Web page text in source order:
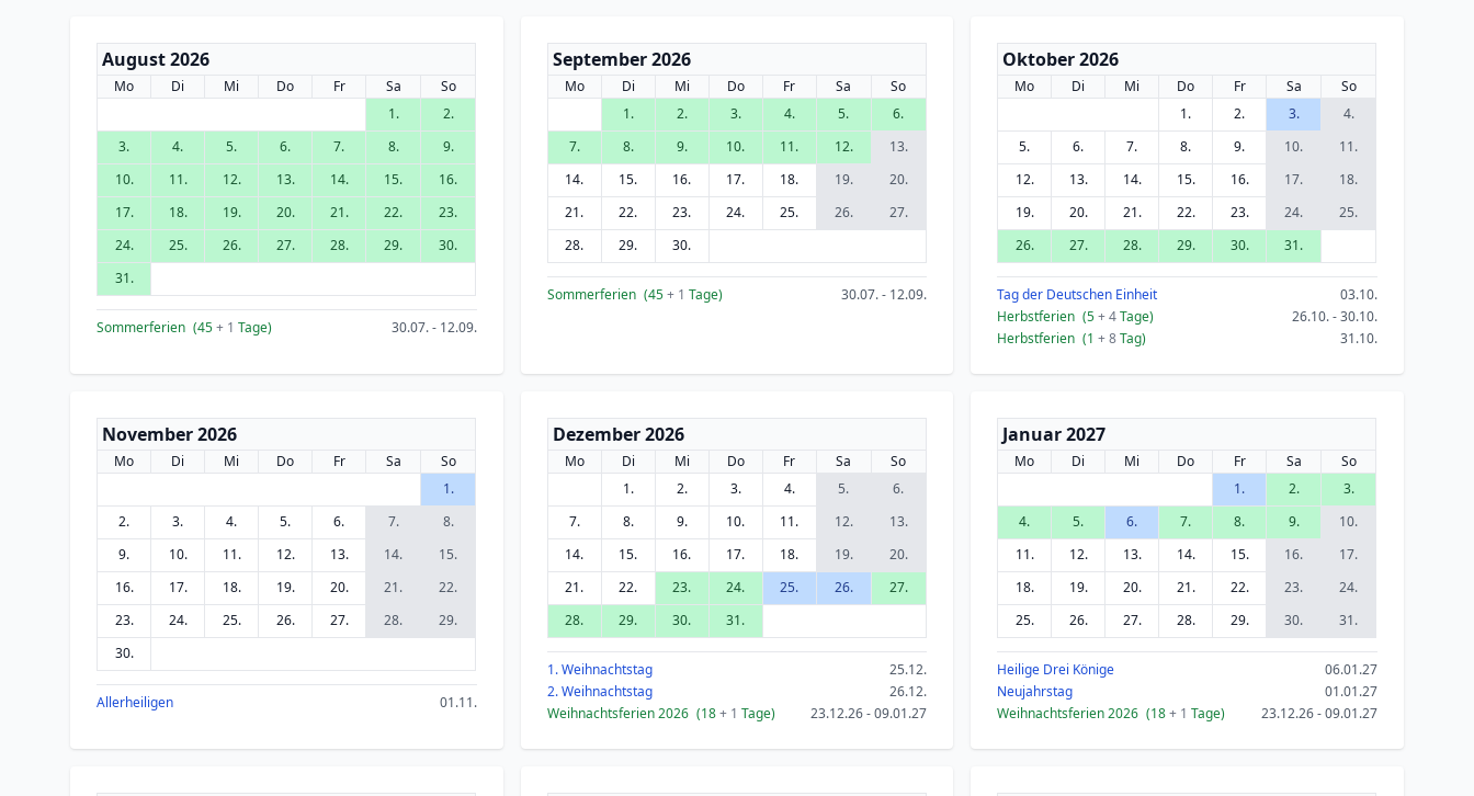
August 2026
Mo Di Mi Do Fr Sa
So
1.
2.
3.
4. 5. 6. 7. 8.
9.
10.
11. 12. 13. 14. 15.
16.
17.
18. 19. 20. 21. 22.
23.
24.
25. 26. 27. 28. 29.
30.
31.
Sommerferien (45+ 1 Tage) 30.07. - 12.09.
September 2026
Mo Di Mi Do Fr Sa
So
1.
2. 3. 4. 5.
6.
7.
8. 9. 10. 11. 12.
13.
14.
15. 16. 17. 18. 19.
20.
21.
22. 23. 24. 25. 26.
27.
28.
29. 30.
Sommerferien (45+ 1 Tage) 30.07. - 12.09.
Oktober 2026
Mo Di Mi Do Fr Sa
So
1.
2. 3.
4.
5.
6. 7. 8. 9. 10.
11.
12.
13. 14. 15. 16. 17.
18.
19.
20. 21. 22. 23. 24.
25.
26.
27. 28. 29. 30. 31.
Tag der Deutschen Einheit
03.10.
Herbstferien (5+ 4Tage)
26.10. - 30.10.
Herbstferien (1+ 8Tag) 31.10.
November 2026
Mo Di Mi Do Fr Sa
So
1.
2.
3. 4. 5. 6. 7.
8.
9.
10. 11. 12. 13. 14.
15.
16.
17. 18. 19. 20. 21.
22.
23.
24. 25. 26. 27. 28.
29.
30.
Allerheiligen 01.11.
Dezember 2026
Mo Di Mi Do Fr Sa
So
1.
2. 3. 4. 5.
6.
7.
8. 9. 10. 11. 12.
13.
14.
15. 16. 17. 18. 19.
20.
21.
22. 23. 24. 25. 26.
27.
28.
29. 30. 31.
1. Weihnachtstag
25.12.
2. Weihnachtstag
26.12.
Weihnachtsferien 2026 (18+ 1 Tage) 23.12.26 - 09.01.27
Januar 2027
Mo Di Mi Do Fr Sa
So
1.
2.
3.
4.
5. 6. 7. 8. 9.
10.
11.
12. 13. 14. 15. 16.
17.
18.
19. 20. 21. 22. 23.
24.
25.
26. 27. 28. 29. 30. 31.
Heilige Drei Könige
06.01.27
Neujahrstag
01.01.27
Weihnachtsferien 2026 (18+ 1 Tage) 23.12.26 - 09.01.27